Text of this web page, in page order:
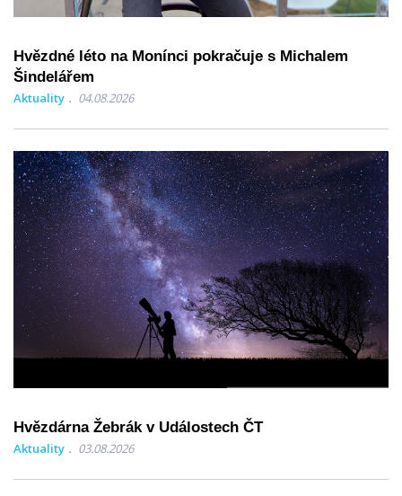
Hvězdné léto na Monínci pokračuje s Michalem
Šindelářem
Aktuality 04.08.2026
Hvězdárna Žebrák v Událostech ČT
Aktuality 03.08.2026